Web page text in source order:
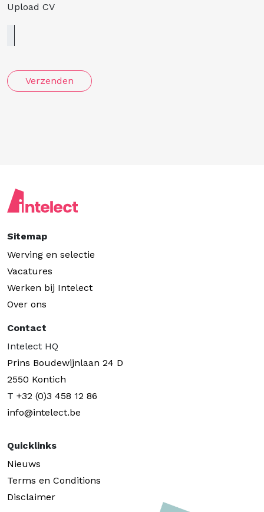
Upload CV
Verzenden
Sitemap
Werving en selectie
Vacatures
Werken bij Intelect
Over ons
Contact
Intelect HQ
Prins Boudewijnlaan 24 D
2550 Kontich
T +32 (0)3 458 12 86
info@intelect.be
Quicklinks
Nieuws
Terms en Conditions
Disclaimer